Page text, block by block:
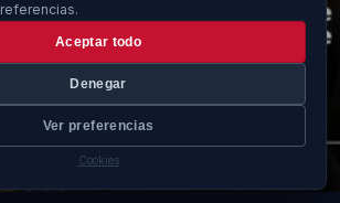
Aceptar todo
Denegar
Ver preferencias
Cookies